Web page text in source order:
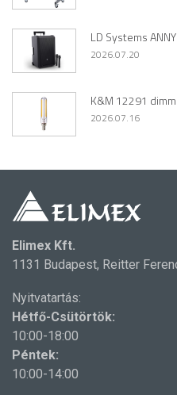
LD Systems
2026.07.20
K&M 12291
2026.07.16
Elimex Kft.
1131 Budapest, Reitter
Nyitvatartás:
Hétfő-Csütörtök:
10:00-18:00
Péntek:
10:00-14:00